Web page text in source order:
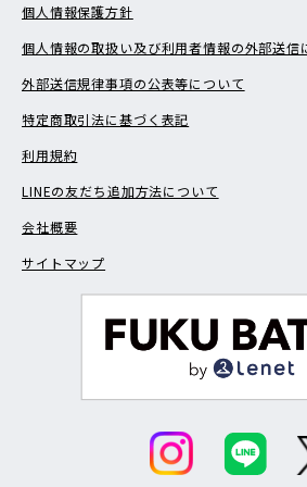
個人情報保護方針
個人情報の取扱い及び利用者情報の外部送信
外部送信規律事項の公表等について
特定商取引法に基づく表記
利用規約
LINEの友だち追加方法について
会社概要
サイトマップ